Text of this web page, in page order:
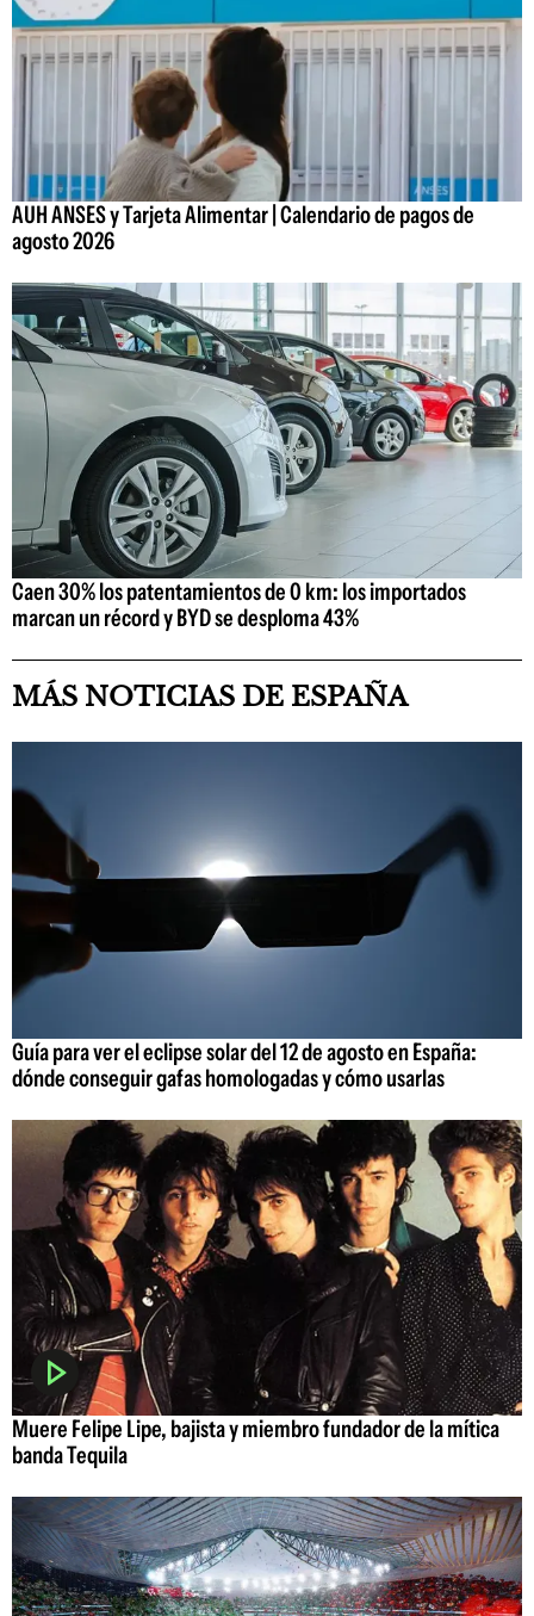
AUH ANSES y Tarjeta Alimentar | Calendario de pagos de
agosto 2026
Caen 30% los patentamientos de 0 km: los importados
marcan un récord y BYD se desploma 43%
MÁS NOTICIAS DE ESPAÑA
Guía para ver el eclipse solar del 12 de agosto en España:
dónde conseguir gafas homologadas y cómo usarlas
Muere Felipe Lipe, bajista y miembro fundador de la mítica
banda Tequila